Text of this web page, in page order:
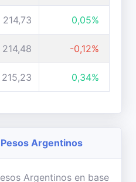
214,73 0,05%
214,48 -0,12%
215,23 0,34%
Argentinos
Argentinos en base